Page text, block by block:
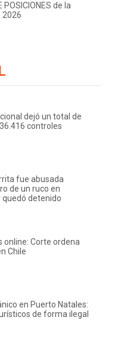
POSICIONES de la
2026
dejó un total de
controles
fue abusada
de un ruco en
quedó detenido
online: Corte ordena
Chile
en Puerto Natales:
de forma ilegal